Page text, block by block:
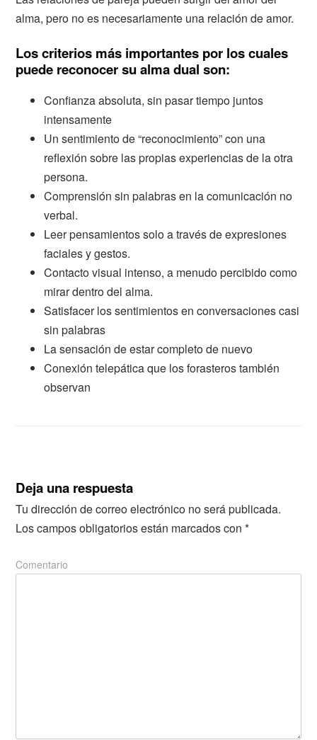
alma, pero no es necesariamente una relación de amor.
Los criterios más importantes por los cuales
puede reconocer su alma dual son:
Confianza absoluta, sin pasar tiempo juntos
intensamente
Un sentimiento de “reconocimiento” con una
reflexión sobre las propias experiencias de la otra
persona.
Comprensión sin palabras en la comunicación no
verbal.
Leer pensamientos solo a través de expresiones
faciales y gestos.
Contacto visual intenso, a menudo percibido como
mirar dentro del alma.
Satisfacer los sentimientos en conversaciones casi
sin palabras
La sensación de estar completo de nuevo
Conexión telepática que los forasteros también
observan
Deja una respuesta
Tu dirección de correo electrónico no será publicada.
Los campos obligatorios están marcados con*
Comentario